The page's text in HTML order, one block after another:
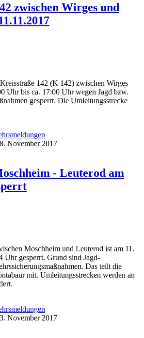
zwischen Wirges und
142 (K 142) zwischen Wirges
Uhr bis ca. 17:00 Uhr wegen Jagd bzw.
gesperrt. Die Umleitungsstrecke
November 2017
- Leuterod am
Moschheim und Leuterod ist am 11.
Uhr gesperrt. Grund sind Jagd-
Das teilt die
mit. Umleitungsstrecken werden an
November 2017